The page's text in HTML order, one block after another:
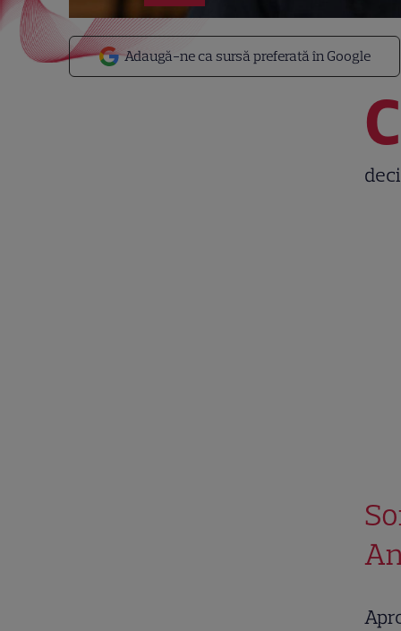
Adaugă-ne ca sursă preferată în Google
C